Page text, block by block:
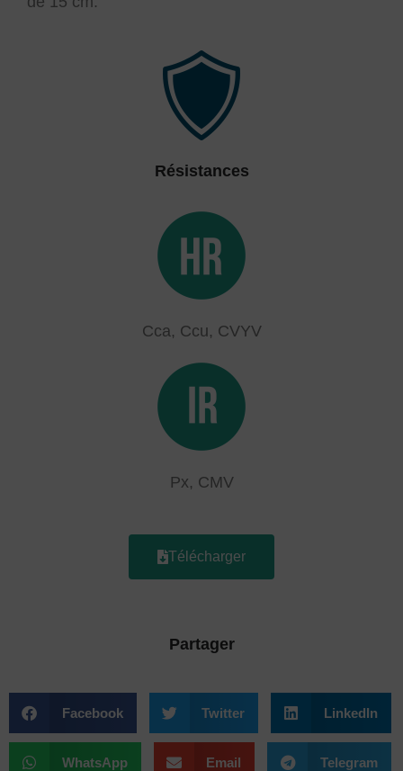
Résistances
Cca, Ccu, CVYV
Px, CMV
Télécharger
Partager
Facebook Twitter LinkedIn
WhatsApp Email Telegram